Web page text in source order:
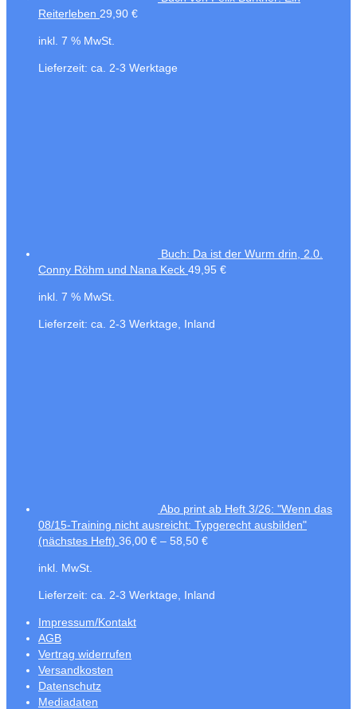
Reiterleben 29,90 €
inkl. 7 % MwSt.
Lieferzeit: ca. 2-3 Werktage
Buch: Da ist der Wurm drin, 2.0.
Conny Röhm und Nana Keck 49,95 €
inkl. 7 % MwSt.
Lieferzeit: ca. 2-3 Werktage, Inland
Abo print ab Heft 3/26: "Wenn das
08/15-Training nicht ausreicht: Typgerecht ausbilden"
(nächstes Heft) 36,00 € – 58,50 €
inkl. MwSt.
Lieferzeit: ca. 2-3 Werktage, Inland
Impressum/Kontakt
AGB
Vertrag widerrufen
Versandkosten
Datenschutz
Mediadaten